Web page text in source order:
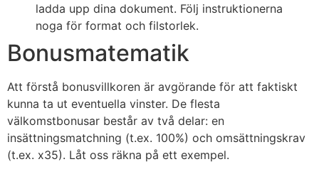
ladda upp dina dokument. Följ instruktionerna
noga för format och filstorlek.
Bonusmatematik
Att förstå bonusvillkoren är avgörande för att faktiskt
kunna ta ut eventuella vinster. De flesta
välkomstbonusar består av två delar: en
insättningsmatchning (t.ex. 100%) och omsättningskrav
(t.ex. x35). Låt oss räkna på ett exempel.